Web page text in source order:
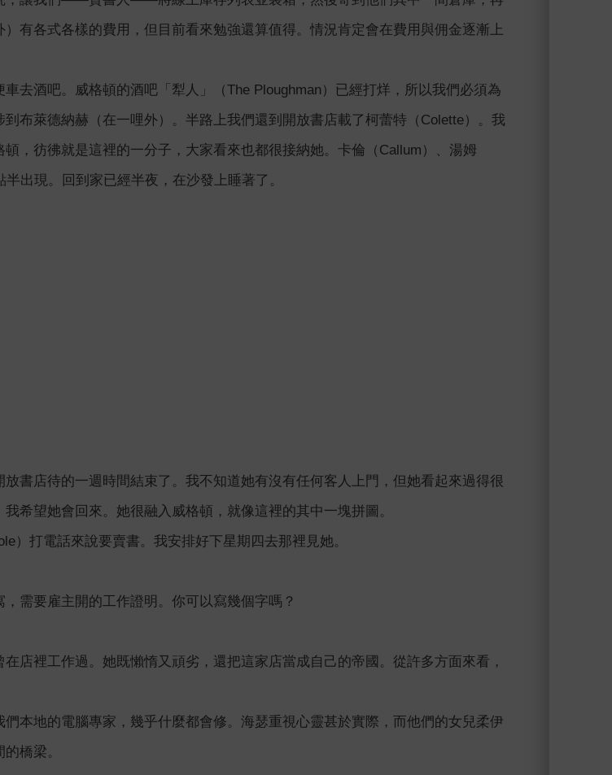
有各式各樣的費用，但目前看來勉強還算值得。情況肯定會在費用與佣金逐漸上
去酒吧。威格頓的酒吧「犁人」（The Ploughman）已經打烊，所以我們必須為
布萊德納赫（在一哩外）。半路上我們還到開放書店載了柯蕾特（Colette）。我
，彷彿就是這裡的一分子，大家看來也都很接納她。卡倫（Callum）、湯姆
半出現。回到家已經半夜，在沙發上睡著了。
書店待的一週時間結束了。我不知道她有沒有任何客人上門，但她看起來過得很
希望她會回來。她很融入威格頓，就像這裡的其中一塊拼圖。
）打電話來說要賣書。我安排好下星期四去那裡見她。
需要雇主開的工作證明。你可以寫幾個字嗎？
店裡工作過。她既懶惰又頑劣，還把這家店當成自己的帝國。從許多方面來看，
本地的電腦專家，幾乎什麼都會修。海瑟重視心靈甚於實際，而他們的女兒柔伊
橋梁。